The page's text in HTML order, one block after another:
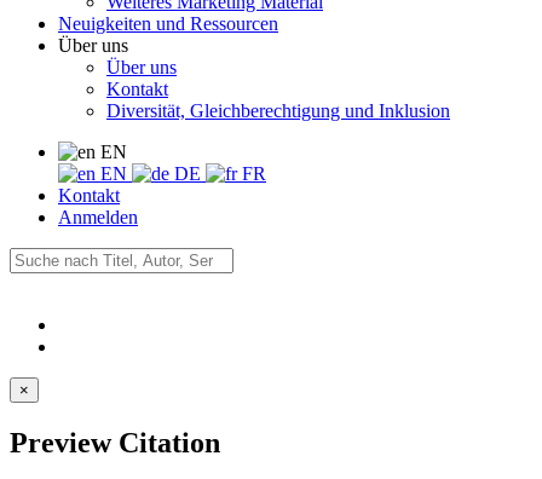
Neuigkeiten und Ressourcen
Über uns
Über uns
Kontakt
Diversität, Gleichberechtigung und Inklusion
EN
EN
DE
FR
Kontakt
Anmelden
×
Preview Citation